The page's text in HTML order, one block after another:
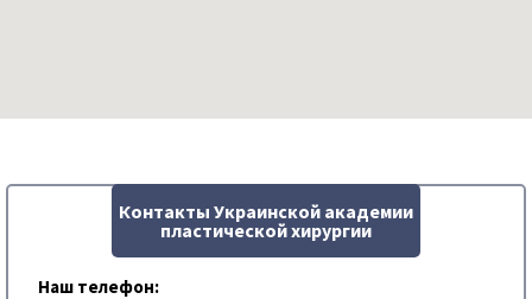
Контакты Украинской академии
пластической хирургии
Наш телефон: